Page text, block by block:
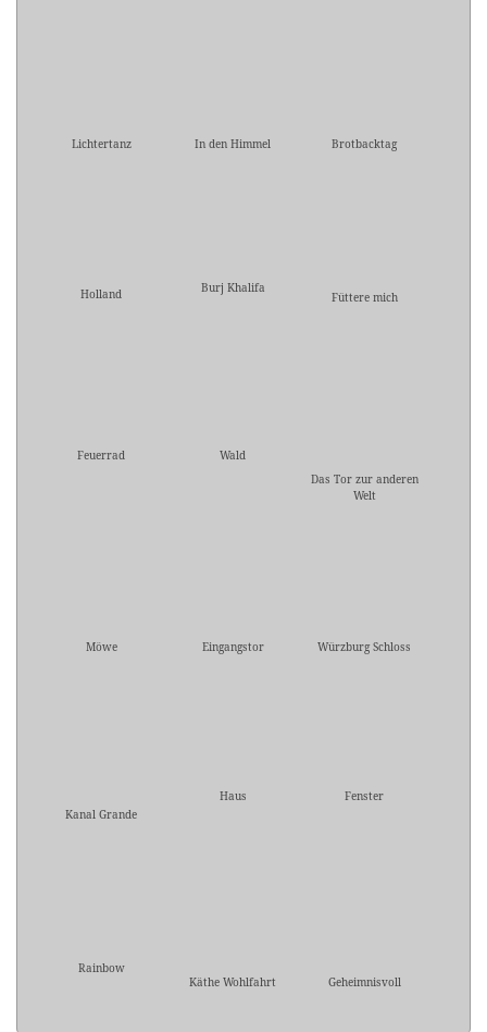
Lichtertanz In den Himmel Brotbacktag
Holland Burj Khalifa
Füttere mich
Feuerrad
Wald
Das Tor zur anderen
Welt
Möwe Eingangstor Würzburg Schloss
Kanal Grande
Haus Fenster
Rainbow
Käthe Wohlfahrt
Geheimnisvoll